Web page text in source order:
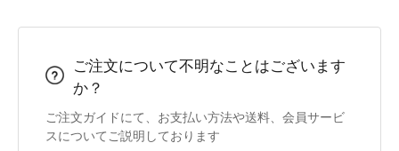
ご注文について不明なことはございます
か？
ご注文ガイドにて、お支払い方法や送料、会員サービ
スについてご説明しております